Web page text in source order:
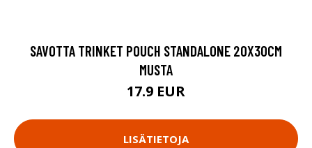
SAVOTTA TRINKET POUCH STANDALONE 20X30CM
MUSTA
17.9 EUR
LISÄTIETOJA